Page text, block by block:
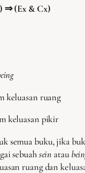
⇒ (Ex & Cx)
keluasan ruang
keluasan pikir
semua buku, jika
sebuahsein atau
ruang dan